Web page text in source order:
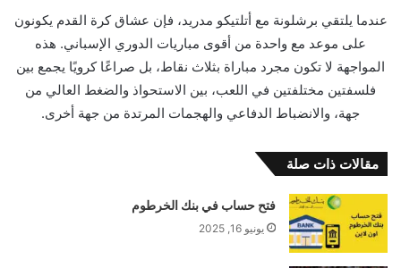
عندما يلتقي برشلونة مع أتلتيكو مدريد، فإن عشاق كرة القدم يكونون
على موعد مع واحدة من أقوى مباريات الدوري الإسباني. هذه
المواجهة لا تكون مجرد مباراة بثلاث نقاط، بل صراعًا كرويًا يجمع بين
فلسفتين مختلفتين في اللعب، بين الاستحواذ والضغط العالي من
جهة، والانضباط الدفاعي والهجمات المرتدة من جهة أخرى.
مقالات ذات صلة
فتح حساب في بنك الخرطوم
يونيو 16, 2025